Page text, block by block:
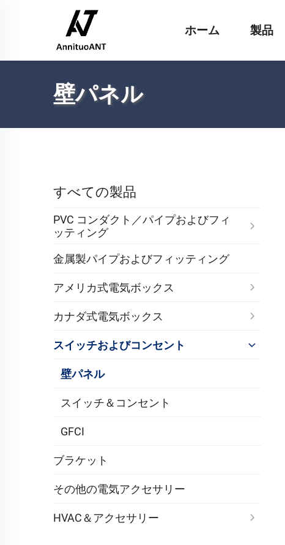
ホーム 製品
壁パネル
すべての製品
PVC コンダクト／パイプおよびフィ
ッティング
金属製パイプおよびフィッティング
アメリカ式電気ボックス
カナダ式電気ボックス
スイッチおよびコンセント
壁パネル
スイッチ＆コンセント
GFCI
ブラケット
その他の電気アクセサリー
HVAC＆アクセサリー